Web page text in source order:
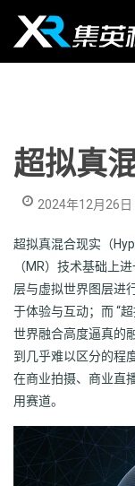
content
超拟真
2024年12月26日
超拟真混合现实（
（MR）技术基础上
层与虚拟世界图层进
于体验与互动；而 “
世界融合高度逼真的
到几乎难以区分的程
在商业拍摄、商业直
用赛道。